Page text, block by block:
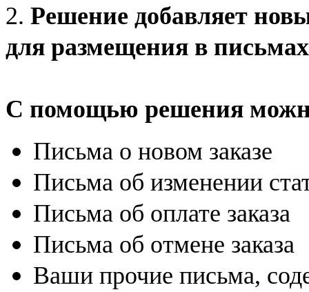
2. Решение добавляет
для размещения в письмах
С помощью решения
Письма о новом заказе
Письма об изменении
Письма об оплате заказа
Письма об отмене заказа
Ваши прочие письма,